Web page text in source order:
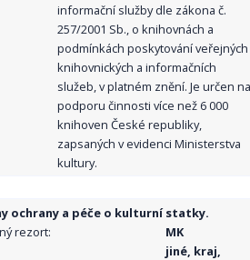
informační služby dle zákona č.
257/2001 Sb., o knihovnách a
podmínkách poskytování veřejných
knihovnických a informačních
služeb, v platném znění. Je určen na
podporu činnosti více než 6 000
knihoven České republiky,
zapsaných v evidenci Ministerstva
kultury.
ochrany a péče o kulturní statky.
rezort:
MK
jiné, kraj,